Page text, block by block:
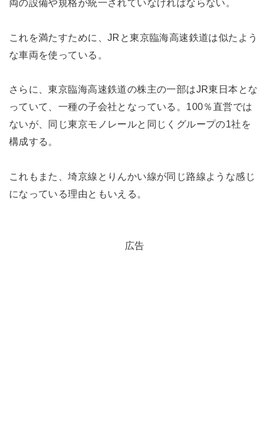
両の設備や規格が統一されていなければならない。
これを満たすために、JRと東京臨海高速鉄道は似たよう
な車両を使っている。
さらに、東京臨海高速鉄道の株主の一部はJR東日本とな
っていて、一種の子会社となっている。100％直営では
ないが、同じ東京モノレールと同じくグループの1社を
構成する。
これもまた、埼京線とりんかい線が同じ路線ような感じ
になっている理由ともいえる。
広告